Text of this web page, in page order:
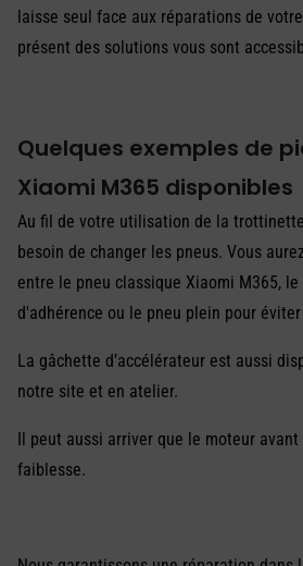
laisse seul face aux réparations de
présent des solutions vous sont
Quelques exemples de
Xiaomi M365 disponibles
Au fil de votre utilisation de la
besoin de changer les pneus. Vous
entre le pneu classique Xiaomi M365,
d'adhérence ou le pneu plein pour
La gâchette d’accélérateur est aussi
notre site et en atelier.
Il peut aussi arriver que le moteur avant
faiblesse.